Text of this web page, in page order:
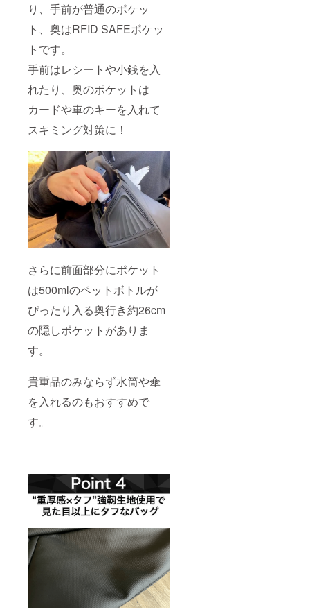
り、手前が普通のポケッ
ト、奥はRFID SAFEポケッ
トです。
手前はレシートや小銭を入
れたり、奥のポケットは
カードや車のキーを入れて
スキミング対策に！
さらに前面部分にポケット
は500mlのペットボトルが
ぴったり入る奥行き約26cm
の隠しポケットがありま
す。
貴重品のみならず水筒や傘
を入れるのもおすすめで
す。